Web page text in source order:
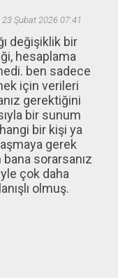
23 Şubat 2026 07:41
değişiklik bir
hesaplama
ben sadece
için verileri
gerektiğini
bir sunum
bir kişi ya
gerek
sorarsanız
çok daha
olmuş.